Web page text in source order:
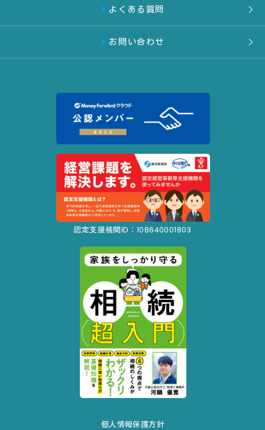
よくある質問
お問い合わせ
認定支援機関ID：108640001803
個人情報保護方針